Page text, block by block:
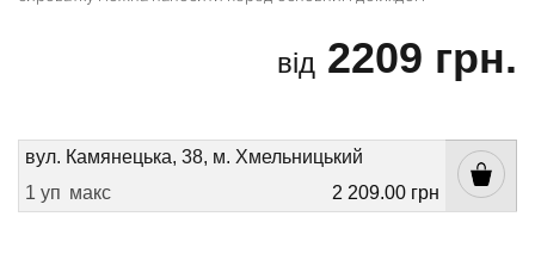
від 2209 грн.
вул. Камянецька, 38, м. Хмельницький
1 уп макс 2 209.00 грн